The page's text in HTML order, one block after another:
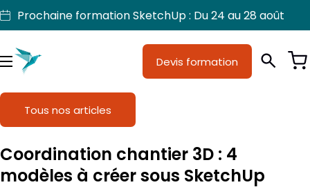
Aller
au
contenu
Prochaine formation SketchUp : Du 24 au 28 août
MenuJe suis
Licences SketchUp
Nos produits
Devis formation
Tous nos articles
Coordination chantier 3D : 4
modèles à créer sous SketchUp